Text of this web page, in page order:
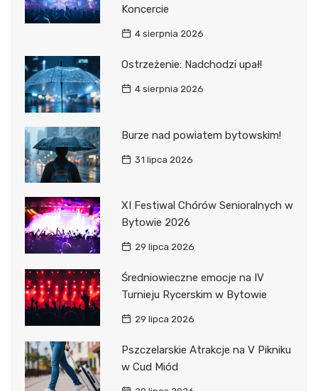
Koncercie
4 sierpnia 2026
Ostrzeżenie: Nadchodzi upał!
4 sierpnia 2026
Burze nad powiatem bytowskim!
31 lipca 2026
XI Festiwal Chórów Senioralnych w
Bytowie 2026
29 lipca 2026
Średniowieczne emocje na IV
Turnieju Rycerskim w Bytowie
29 lipca 2026
Pszczelarskie Atrakcje na V Pikniku
w Cud Miód